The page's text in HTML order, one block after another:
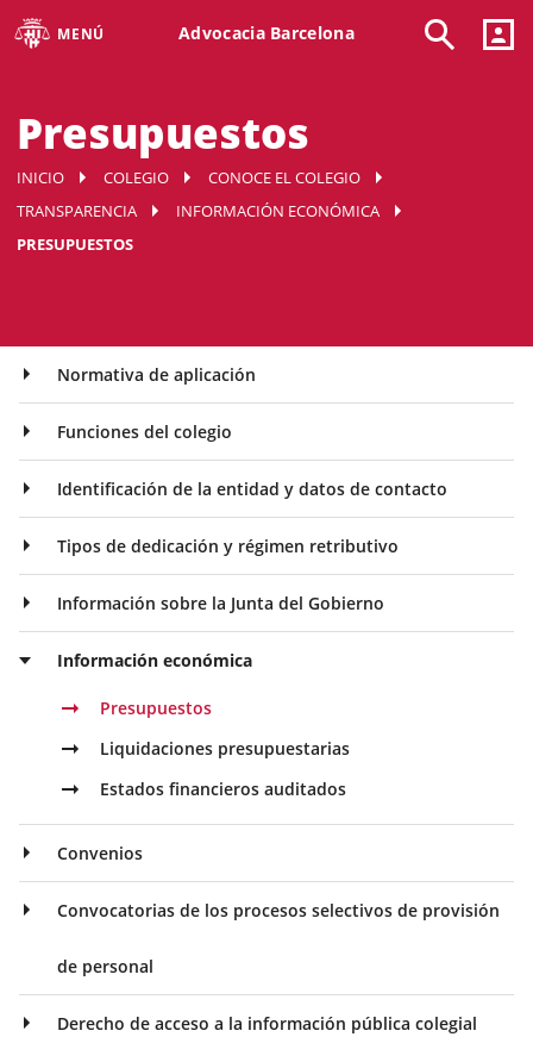
MENÚ Advocacia Barcelona
Presupuestos
INICIO COLEGIO
CONOCE EL COLEGIO
TRANSPARENCIA
INFORMACIÓN ECONÓMICA
PRESUPUESTOS
Normativa de aplicación
Funciones del colegio
Identificación de la entidad y datos de contacto
Tipos de dedicación y régimen retributivo
Información sobre la Junta del Gobierno
Información económica
Presupuestos
Liquidaciones presupuestarias
Estados financieros auditados
Convenios
Convocatorias de los procesos selectivos de provisión
de personal
Derecho de acceso a la información pública colegial